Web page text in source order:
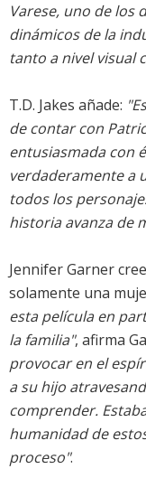
Varese, uno de los
dinámicos de la
tanto a nivel visual
T.D. Jakes añade:
de contar con
entusiasmada con
verdaderamente a
todos los
historia avanza de
Jennifer Garner
solamente una
esta película en
la familia", afirma
provocar en el
a su hijo
comprender.
humanidad de
proceso".